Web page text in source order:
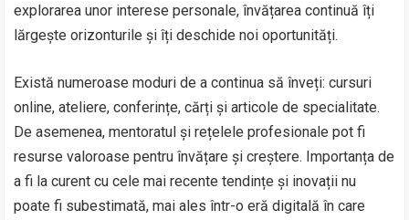
explorarea unor interese personale, învățarea continuă îți
lărgește orizonturile și îți deschide noi oportunități.
Există numeroase moduri de a continua să înveți: cursuri
online, ateliere, conferințe, cărți și articole de specialitate.
De asemenea, mentoratul și rețelele profesionale pot fi
resurse valoroase pentru învățare și creștere. Importanța de
a fi la curent cu cele mai recente tendințe și inovații nu
poate fi subestimată, mai ales într-o eră digitală în care